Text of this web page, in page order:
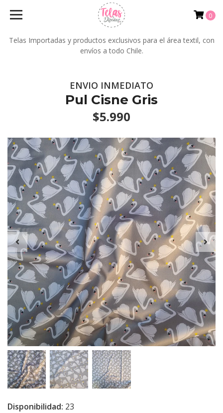
Telas Importadas y productos exclusivos para el área textil, con
envíos a todo Chile.
0
ENVIO INMEDIATO
Pul Cisne Gris
$5.990
Disponibilidad: 23